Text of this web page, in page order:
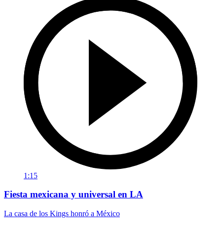
1:15
Fiesta mexicana y universal en LA
La casa de los Kings honró a México